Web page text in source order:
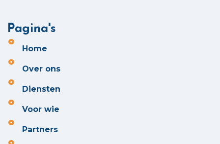
Pagina's
Home
Over ons
Diensten
Voor wie
Partners